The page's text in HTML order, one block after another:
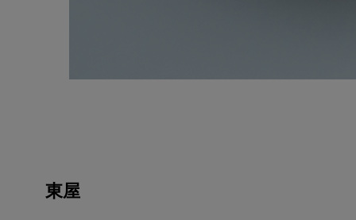
東屋